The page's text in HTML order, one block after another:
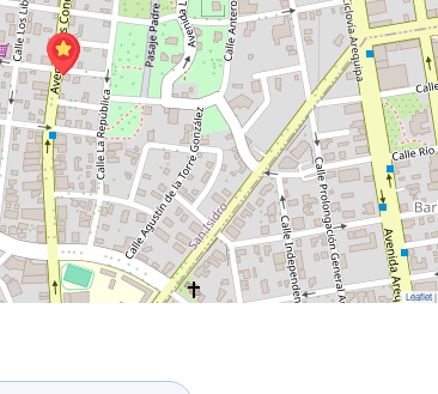
Leaflet|